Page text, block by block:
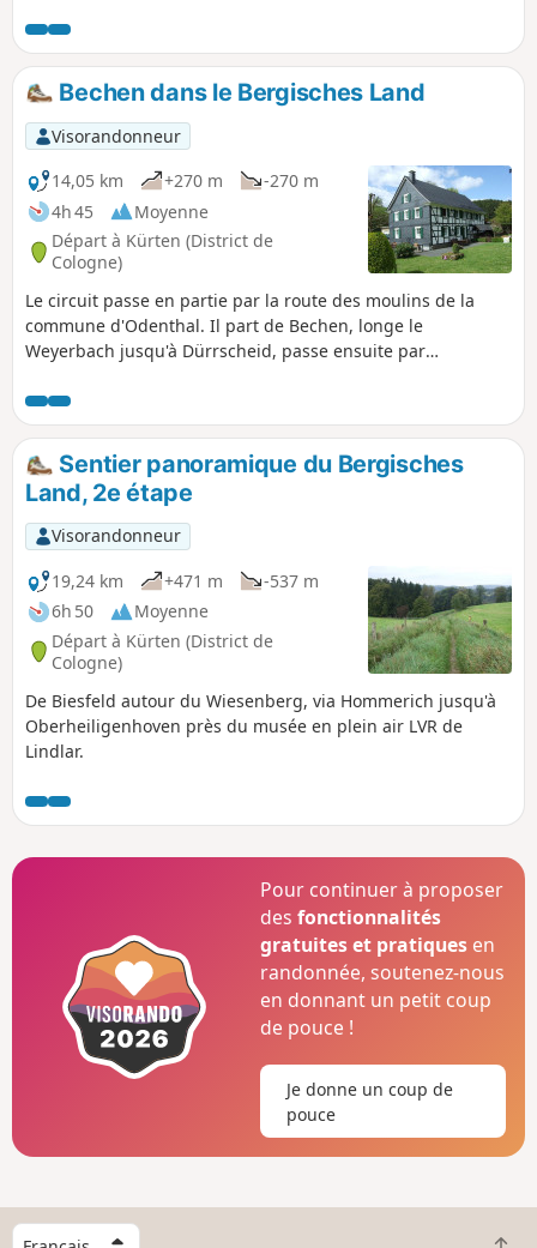
mais de ses anciens souverains, les ducs de Berg.
Bechen dans le Bergisches Land
Visorandonneur
14,05 km
+270 m
-270 m
4h 45
Moyenne
Départ à Kürten (District de
Cologne)
Le circuit passe en partie par la route des moulins de la
commune d'Odenthal. Il part de Bechen, longe le
Weyerbach jusqu'à Dürrscheid, passe ensuite par
Bechen via Kochsfeld.
Sentier panoramique du Bergisches
Land, 2e étape
Visorandonneur
19,24 km
+471 m
-537 m
6h 50
Moyenne
Départ à Kürten (District de
Cologne)
De Biesfeld autour du Wiesenberg, via Hommerich jusqu'à
Oberheiligenhoven près du musée en plein air LVR de
Lindlar.
Pour continuer à proposer
desfonctionnalités
gratuites et pratiques en
randonnée, soutenez-nous
en donnant un petit coup
de pouce !
Je donne un coup de
pouce
C